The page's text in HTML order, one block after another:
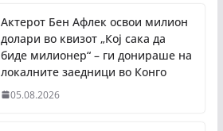
Актерот Бен Афлек освои милион
долари во квизот „Кој сака да
биде милионер“ – ги донираше на
локалните заедници во Конго
05.08.2026